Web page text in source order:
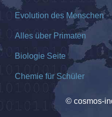
Evolution des Menschen
Alles über Primaten
Biologie Seite
Chemie für Schüler
© cosmos-